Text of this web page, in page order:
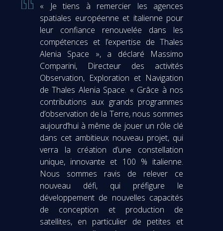
« Je tiens à remercier les agences
spatiales européenne et italienne pour
leur confiance renouvelée dans les
compétences et l’expertise de Thales
Alenia Space », a déclaré Massimo
Comparini, Directeur des activités
Observation, Exploration et Navigation
de Thales Alenia Space. « Grâce à nos
contributions aux grands programmes
d’observation de la Terre, nous sommes
aujourd’hui à même de jouer un rôle clé
dans cet ambitieux nouveau projet, qui
verra la création d’une constellation
unique, innovante et 100 % italienne.
Nous sommes ravis de relever ce
nouveau défi, qui préfigure le
développement de nouvelles capacités
de conception et production de
satellites, en particulier de petites et